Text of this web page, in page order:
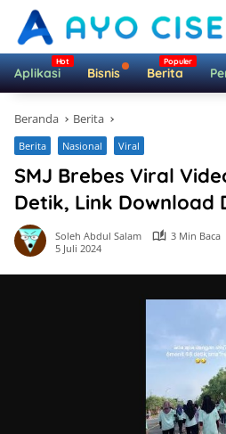
Langsung
konten
Aplikasi Bisnis Berita
Beranda Berita
Berita Nasional Viral
SMJ Brebes Viral
Detik, Link Download
Soleh Abdul Salam
3 Min Baca
5 Juli 2024